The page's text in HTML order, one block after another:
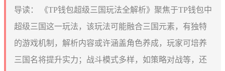
导读：
《TP钱包超级三国玩法全解析》聚焦于TP钱包中
超级三国这一玩法，该玩法可能融合三国元素，有独特
的游戏机制，解析内容或许涵盖角色养成，玩家可培养
三国名将提升实力；战斗模式多样，如策略对战等，还